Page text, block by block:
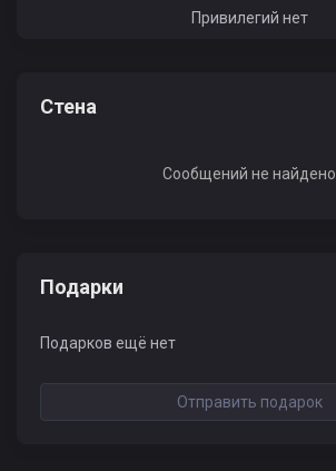
Привилегий нет
Стена
Сообщений не найдено
Подарки
Подарков ещё нет
Отправить подарок